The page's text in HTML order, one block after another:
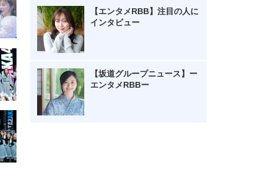
【エンタメRBB】注目の人に
インタビュー
【坂道グループニュース】ー
エンタメRBBー